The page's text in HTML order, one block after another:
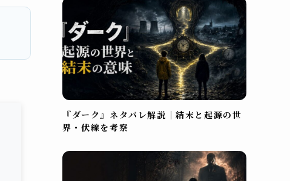
『ダーク』ネタバレ解説｜結末と起源の世
界・伏線を考察